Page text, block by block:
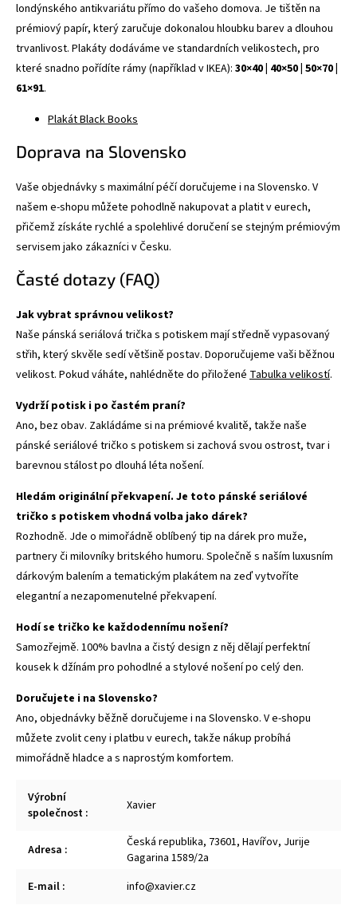
londýnského antikvariátu přímo do vašeho domova. Je tištěn na
prémiový papír, který zaručuje dokonalou hloubku barev a dlouhou
trvanlivost. Plakáty dodáváme ve standardních velikostech, pro
které snadno pořídíte rámy (například v IKEA): 30×40 | 40×50 | 50×70 |
61×91.
Plakát Black Books
Doprava na Slovensko
Vaše objednávky s maximální péčí doručujeme i na Slovensko. V
našem e-shopu můžete pohodlně nakupovat a platit v eurech,
přičemž získáte rychlé a spolehlivé doručení se stejným prémiovým
servisem jako zákazníci v Česku.
Časté dotazy (FAQ)
Jak vybrat správnou velikost?
Naše pánská seriálová trička s potiskem mají středně vypasovaný
střih, který skvěle sedí většině postav. Doporučujeme vaši běžnou
velikost. Pokud váháte, nahlédněte do přiložené Tabulka velikostí.
Vydrží potisk i po častém praní?
Ano, bez obav. Zakládáme si na prémiové kvalitě, takže naše
pánské seriálové tričko s potiskem si zachová svou ostrost, tvar i
barevnou stálost po dlouhá léta nošení.
Hledám originální překvapení. Je toto pánské seriálové
tričko s potiskem vhodná volba jako dárek?
Rozhodně. Jde o mimořádně oblíbený tip na dárek pro muže,
partnery či milovníky britského humoru. Společně s naším luxusním
dárkovým balením a tematickým plakátem na zeď vytvoříte
elegantní a nezapomenutelné překvapení.
Hodí se tričko ke každodennímu nošení?
Samozřejmě. 100% bavlna a čistý design z něj dělají perfektní
kousek k džínám pro pohodlné a stylové nošení po celý den.
Doručujete i na Slovensko?
Ano, objednávky běžně doručujeme i na Slovensko. V e-shopu
můžete zvolit ceny i platbu v eurech, takže nákup probíhá
mimořádně hladce a s naprostým komfortem.
Výrobní
společnost : Xavier
Adresa :
Česká republika, 73601, Havířov, Jurije
Gagarina 1589/2a
E-mail : info@xavier.cz